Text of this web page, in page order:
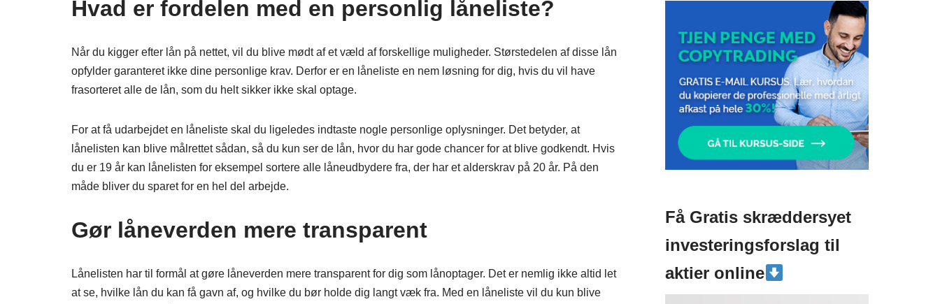
Hvad er fordelen med en personlig låneliste?
Når du kigger efter lån på nettet, vil du blive mødt af et væld af forskellige muligheder. Størstedelen af disse lån
opfylder garanteret ikke dine personlige krav. Derfor er en låneliste en nem løsning for dig, hvis du vil have
frasorteret alle de lån, som du helt sikker ikke skal optage.
For at få udarbejdet en låneliste skal du ligeledes indtaste nogle personlige oplysninger. Det betyder, at
lånelisten kan blive målrettet sådan, så du kun ser de lån, hvor du har gode chancer for at blive godkendt. Hvis
du er 19 år kan lånelisten for eksempel sortere alle låneudbydere fra, der har et alderskrav på 20 år. På den
måde bliver du sparet for en hel del arbejde.
Gør låneverden mere transparent
Lånelisten har til formål at gøre låneverden mere transparent for dig som lånoptager. Det er nemlig ikke altid let
at se, hvilke lån du kan få gavn af, og hvilke du bør holde dig langt væk fra. Med en låneliste vil du kun blive
Få Gratis skræddersyet
investeringsforslag til
aktier online